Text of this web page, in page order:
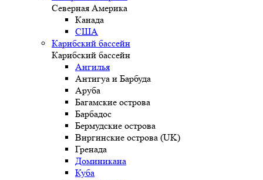
Северная Америка
Канада
США
Карибский бассейн
Карибский бассейн
Ангилья
Антигуа и Барбуда
Аруба
Багамские острова
Барбадос
Бермудские острова
Виргинские острова (UK)
Гренада
Доминикана
Куба